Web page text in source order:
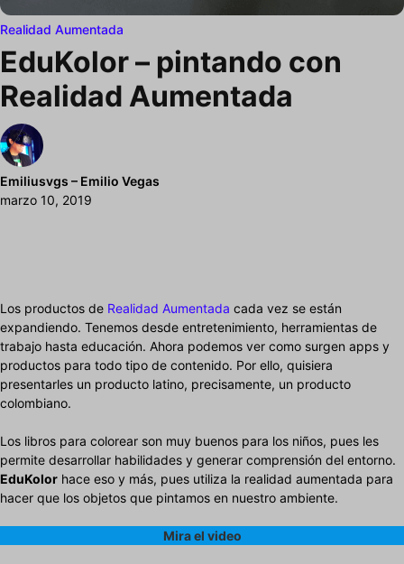
Realidad Aumentada
EduKolor – pintando con
Realidad Aumentada
Emiliusvgs – Emilio Vegas
marzo 10, 2019
Los productos de Realidad Aumentada cada vez se están
expandiendo. Tenemos desde entretenimiento, herramientas de
trabajo hasta educación. Ahora podemos ver como surgen apps y
productos para todo tipo de contenido. Por ello, quisiera
presentarles un producto latino, precisamente, un producto
colombiano.
Los libros para colorear son muy buenos para los niños, pues les
permite desarrollar habilidades y generar comprensión del entorno.
EduKolor hace eso y más, pues utiliza la realidad aumentada para
hacer que los objetos que pintamos en nuestro ambiente.
Mira el video